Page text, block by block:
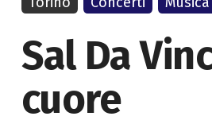
Sal Da
cuore